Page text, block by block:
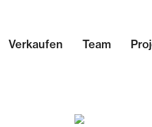
Verkaufen Team